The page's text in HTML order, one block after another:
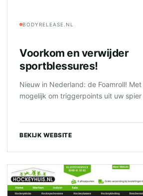
BODYRELEASE.NL
Voorkom en verwijder
sportblessures!
Nieuw in Nederland: de Foamroll!
mogelijk om triggerpoints uit uw
BEKIJK WEBSITE